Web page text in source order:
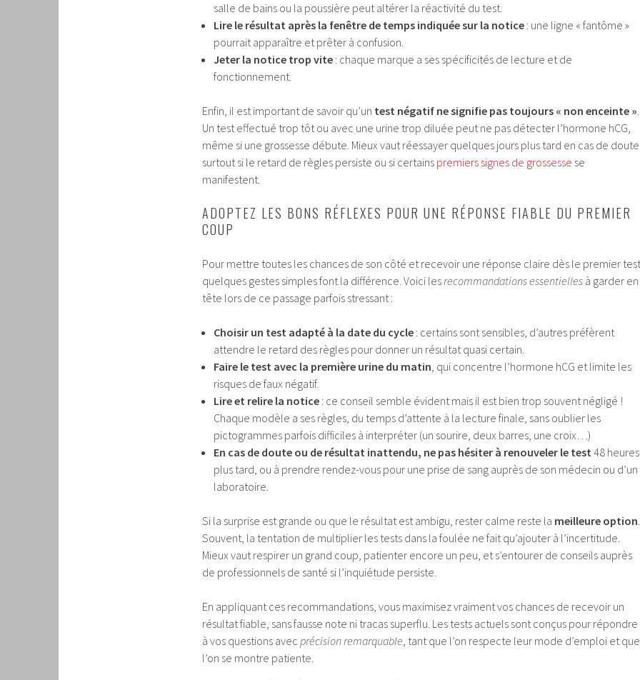
salle de bains ou la poussière peut altérer la réactivité du test.
Lire le résultat après la fenêtre de temps indiquée sur la notice : une ligne « fantôme »
pourrait apparaître et prêter à confusion.
Jeter la notice trop vite : chaque marque a ses spécificités de lecture et de
fonctionnement.
Enfin, il est important de savoir qu’un test négatif ne signifie pas toujours « non enceinte ».
Un test effectué trop tôt ou avec une urine trop diluée peut ne pas détecter l’hormone hCG,
même si une grossesse débute. Mieux vaut réessayer quelques jours plus tard en cas de
surtout si le retard de règles persiste ou si certains premiers signes de grossesse se
manifestent.
ADOPTEZ LES BONS RÉFLEXES POUR UNE RÉPONSE FIABLE DU PREMIER
COUP
Pour mettre toutes les chances de son côté et recevoir une réponse claire dès le premier
quelques gestes simples font la différence. Voici lesrecommandations essentielles à garder en
tête lors de ce passage parfois stressant :
Choisir un test adapté à la date du cycle : certains sont sensibles, d’autres préfèrent
attendre le retard des règles pour donner un résultat quasi certain.
Faire le test avec la première urine du matin, qui concentre l’hormone hCG et limite les
risques de faux négatif.
Lire et relire la notice : ce conseil semble évident mais il est bien trop souvent négligé !
Chaque modèle a ses règles, du temps d’attente à la lecture finale, sans oublier les
pictogrammes parfois difficiles à interpréter (un sourire, deux barres, une croix…)
En cas de doute ou de résultat inattendu, ne pas hésiter à renouveler le test 48 heures
plus tard, ou à prendre rendez-vous pour une prise de sang auprès de son médecin ou d’un
laboratoire.
Si la surprise est grande ou que le résultat est ambigu, rester calme reste la meilleure option.
Souvent, la tentation de multiplier les tests dans la foulée ne fait qu’ajouter à l’incertitude.
Mieux vaut respirer un grand coup, patienter encore un peu, et s’entourer de conseils auprès
de professionnels de santé si l’inquiétude persiste.
En appliquant ces recommandations, vous maximisez vraiment vos chances de recevoir un
résultat fiable, sans fausse note ni tracas superflu. Les tests actuels sont conçus pour répondre
à vos questions avec précision remarquable, tant que l’on respecte leur mode d’emploi et que
l’on se montre patiente.